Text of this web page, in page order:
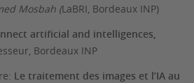
Mosbah (LaBRI, Bordeaux INP)
artificial and intelligences,
Bordeaux INP
Le traitement des images et l’IA au